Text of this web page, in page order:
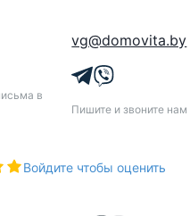
в
vg@domovita.by
Пишите и звоните
Войдите чтобы оценить